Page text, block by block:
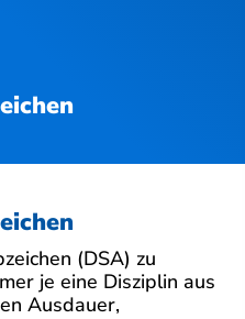
(DSA) zu
je eine Disziplin aus
Ausdauer,